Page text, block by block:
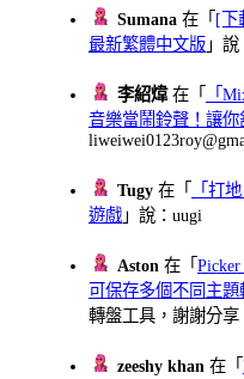
Sumana 在「 [下
最新繁體中文版 」說
李紹煒在「
「
音樂當鬧鈴聲！讓
Tugy 在「
「打
遊戲 」說：uugi
Aston 在「
可保存多個不同主題
轉盤工具，謝謝分享
zeeshy khan 在「